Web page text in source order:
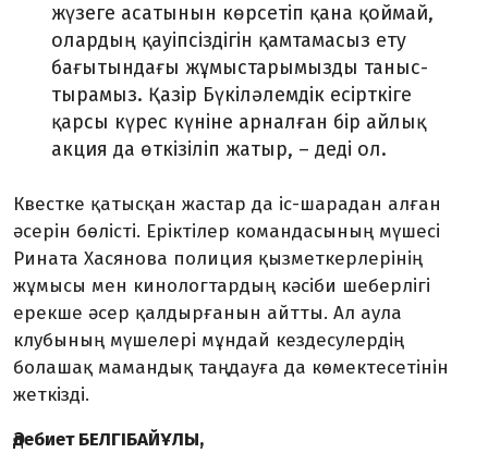
жүзеге асатынын көрсетіп қана қоймай,
олардың қауіпсіздігін қамтамасыз ету
бағытындағы жұмыстарымызды таныс­
тырамыз. Қазір Бүкіләлемдік есірт­кіге
қарсы күрес күніне арналған бір айлық
акция да өткізіліп жатыр, – деді ол.
Квестке қатысқан жастар да іс-шарадан алған
әсерін бөлісті. Еріктілер команда­сының мүшесі
Рината Хасянова полиция қызметкерлерінің
жұмысы мен кинолог­тардың кәсіби шеберлігі
ерекше әсер қалдырғанын айтты. Ал аула
клубының мүшелері мұндай кездесулердің
болашақ мамандық таңдауға да көмектесетінін
жеткізді.
Әдебиет БЕЛГІБАЙҰЛЫ,